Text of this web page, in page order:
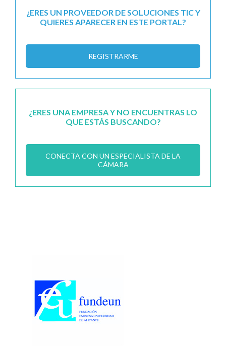
¿ERES UN PROVEEDOR DE SOLUCIONES TIC Y
QUIERES APARECER EN ESTE PORTAL?
REGISTRARME
¿ERES UNA EMPRESA Y NO ENCUENTRAS LO
QUE ESTÁS BUSCANDO?
CONECTA CON UN ESPECIALISTA DE LA
CÁMARA